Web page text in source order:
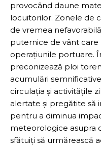
provocând daune
locuitorilor. Zonele de
de vremea
puternice de vânt
operațiunile portuare.
preconizează ploi
acumulări
circulația și activitățile
alertate și pregătite să
pentru a diminua
meteorologice asupra
sfătuiți să urmărească